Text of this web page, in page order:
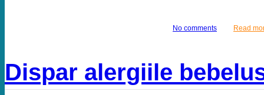
No comments Read
Dispar alergiile